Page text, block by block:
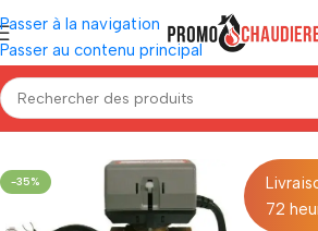
Passer à la navigation
Passer au contenu principal
Accueil/Matériel d'installation/Vanne
-35%
72